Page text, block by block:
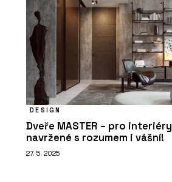
DESIGN
Dveře MASTER – pro interiéry
navržené s rozumem i vášní!
27. 5. 2025